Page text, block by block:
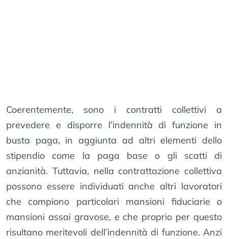
Coerentemente, sono i contratti collettivi a
prevedere e disporre l’indennità di funzione in
busta paga, in aggiunta ad altri elementi dello
stipendio come la paga base o gli scatti di
anzianità. Tuttavia, nella contrattazione collettiva
possono essere individuati anche altri lavoratori
che compiono particolari mansioni fiduciarie o
mansioni assai gravose, e che proprio per questo
risultano meritevoli dell’indennità di funzione. Anzi